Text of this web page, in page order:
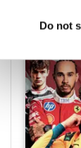
Do not